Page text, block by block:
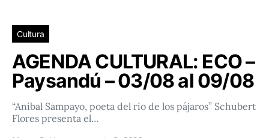
Cultura
AGENDA CULTURAL: ECO –
Paysandú – 03/08 al 09/08
“Aníbal Sampayo, poeta del río de los pájaros” Schubert
Flores presenta el…